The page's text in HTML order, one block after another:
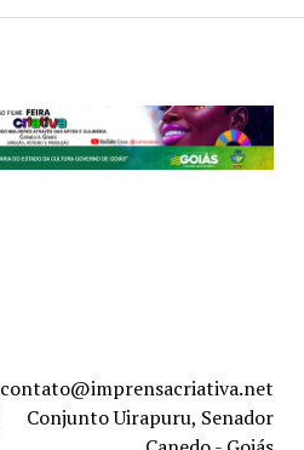
contato@imprensacriativa.net
Conjunto Uirapuru, Senador